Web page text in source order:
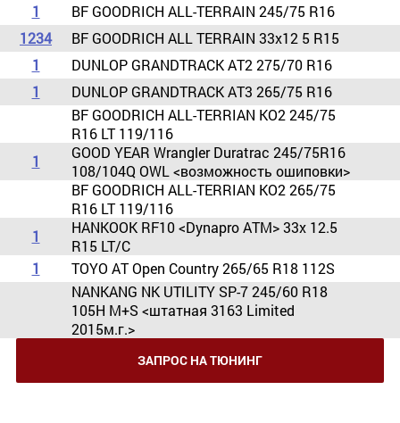
1
BF GOODRICH ALL-TERRAIN 245/75 R16
1234
BF GOODRICH ALL TERRAIN 33x12 5 R15
1
DUNLOP GRANDTRACK AT2 275/70 R16
1
DUNLOP GRANDTRACK AT3 265/75 R16
BF GOODRICH ALL-TERRIAN KO2 245/75
R16 LT 119/116
1
GOOD YEAR Wrangler Duratrac 245/75R16
108/104Q OWL <возможность ошиповки>
BF GOODRICH ALL-TERRIAN KO2 265/75
R16 LT 119/116
1
HANKOOK RF10 <Dynapro АTM> 33x 12.5
R15 LT/C
1
TOYO AT Open Country 265/65 R18 112S
NANKANG NK UTILITY SP-7 245/60 R18
105H M+S <штатная 3163 Limited
2015м.г.>
ЗАПРОС НА ТЮНИНГ